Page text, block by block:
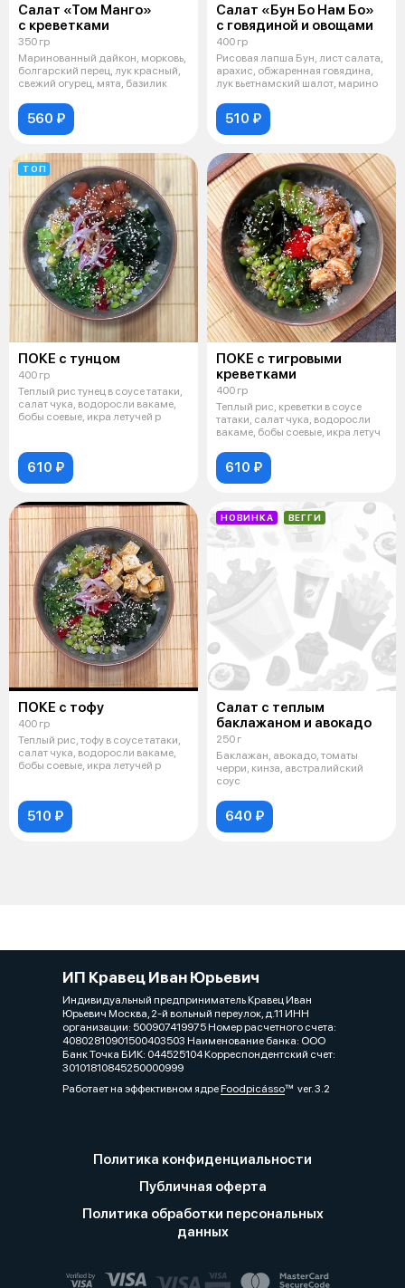
Салат «Том Манго»
с креветками
350 гр
Маринованный дайкон, морковь,
болгарский перец, лук красный,
свежий огурец, мята, базилик
560 ₽
Салат «Бун Бо Нам Бо»
с говядиной и овощами
400 гр
Рисовая лапша Бун, лист салата,
арахис, обжаренная говядина,
лук вьетнамский шалот, марино
510 ₽
ТОП
ПОКЕ с тунцом
400 гр
Теплый рис тунец в соусе татаки,
салат чука, водоросли вакаме,
бобы соевые, икра летучей р
610 ₽
ПОКЕ с тигровыми
креветками
400 гр
Теплый рис, креветки в соусе
татаки, салат чука, водоросли
вакаме, бобы соевые, икра летуч
610 ₽
ПОКЕ с тофу
400 гр
Теплый рис, тофу в соусе татаки,
салат чука, водоросли вакаме,
бобы соевые, икра летучей р
510 ₽
НОВИНКА ВЕГГИ
Салат с теплым
баклажаном и авокадо
250 г
Баклажан, авокадо, томаты
черри, кинза, австралийский
соус
640 ₽
ИП Кравец Иван Юрьевич
Индивидуальный предприниматель Кравец Иван
Юрьевич Москва, 2-й вольный переулок, д.11 ИНН
организации: 500907419975 Номер расчетного счета:
40802810901500403503 Наименование банка: ООО
Банк Точка БИК: 044525104 Корреспондентский счет:
30101810845250000999
Работает на эффективном ядреFoodpicássover. 3.2
Политика конфиденциальности
Публичная оферта
Политика обработки персональных
данных